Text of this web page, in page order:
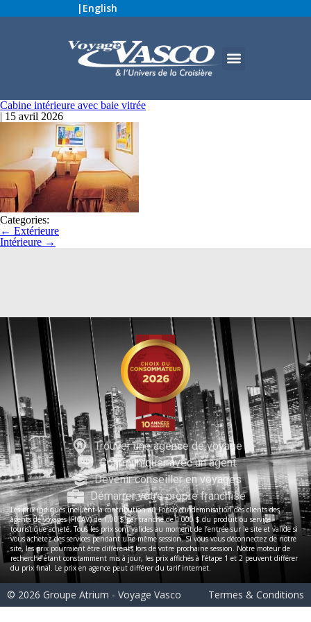
| English
Cabine intérieure avec baie vitrée
| 15 avril 2026
Categories:
← Extérieure
Intérieure →
Trouver une agence de voyage
Communiquer avec un agent
Devenir conseiller en voyages
Démarrer votre propre franchise
Les prix indiqués incluent la contribution au Fonds d’indemnisation des clients des
agents de voyages (FICAV) de 1,00 $ par tranche de 1 000 $ du produit ou service
touristique acheté. Tous les prix sont valides au moment de l’entrée sur le site et valide si
vous achetez des services pendant une même session. Si vous vous déconnectez de notre
site, les prix pourraient être différents lors de votre prochaine session. Notre moteur de
recherche étant constamment mis à jour, les prix affichés à l’étape 1 et 2 peuvent différer
du prix final. Le prix en agence peut différer du tarif internet.
© 2026 Groupe Atrium - Voyage Vasco Termes & Conditions